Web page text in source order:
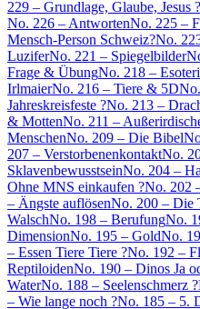
229 – Grundlage, Glaube, Jesus ?
No. 226 – AntwortenNo. 225 –
Mensch-Person Schweiz?No.
LuziferNo. 221 – Spiegelbilder
Frage & ÜbungNo. 218 –
IrlmaierNo. 216 – Tiere & 5D
Jahreskreisfeste ?No. 213 –
& MottenNo. 211 –
MenschenNo. 209 – Die Bibel
207 – VerstorbenenkontaktNo.
SklavenbewusstseinNo. 204 –
Ohne MNS einkaufen ?No. 202
– Ängste auflösenNo. 200 – Die
WalschNo. 198 – BerufungNo.
DimensionNo. 195 – GoldNo.
– Essen Tiere Tiere ?No. 192 –
ReptiloidenNo. 190 – Dinos Ja
WaterNo. 188 – Seelenschmerz ?
– Wie lange noch ?No. 185 – 5.